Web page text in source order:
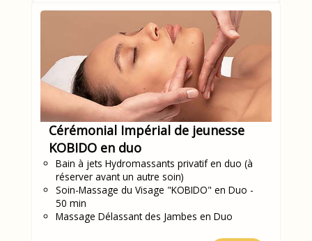
Cérémonial Impérial de jeunesse
KOBIDO en duo
Bain à jets Hydromassants privatif en duo (à
réserver avant un autre soin)
Soin-Massage du Visage "KOBIDO" en Duo -
50 min
Massage Délassant des Jambes en Duo